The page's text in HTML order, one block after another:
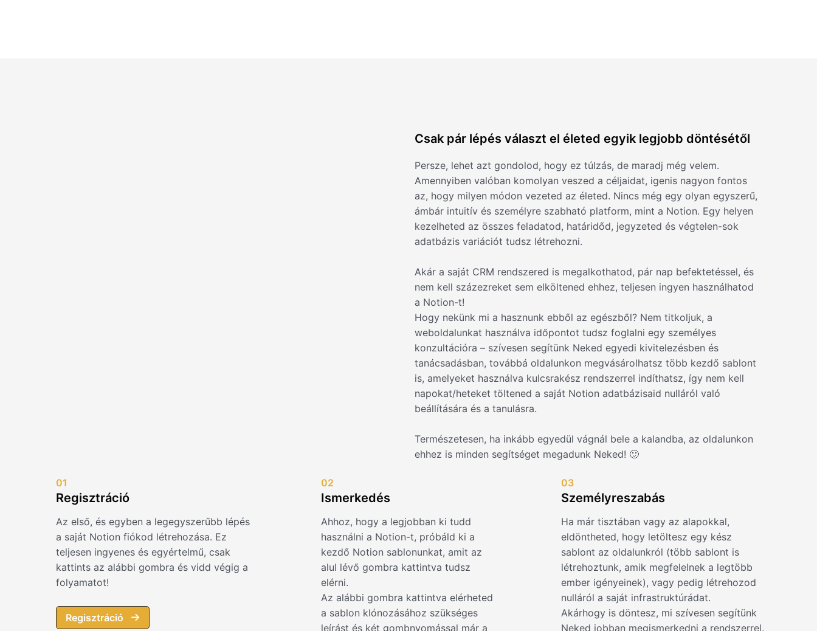
Csak pár lépés választ el életed egyik legjobb döntésétől
Persze, lehet azt gondolod, hogy ez túlzás, de maradj még velem.
Amennyiben valóban komolyan veszed a céljaidat, igenis nagyon fontos
az, hogy milyen módon vezeted az életed. Nincs még egy olyan egyszerű,
ámbár intuitív és személyre szabható platform, mint a Notion. Egy helyen
kezelheted az összes feladatod, határidőd, jegyzeted és végtelen-sok
adatbázis variációt tudsz létrehozni.
Akár a saját CRM rendszered is megalkothatod, pár nap befektetéssel, és
nem kell százezreket sem elköltened ehhez, teljesen ingyen használhatod
a Notion-t!
Hogy nekünk mi a hasznunk ebből az egészből? Nem titkoljuk, a
weboldalunkat használva időpontot tudsz foglalni egy személyes
konzultációra – szívesen segítünk Neked egyedi kivitelezésben és
tanácsadásban, továbbá oldalunkon megvásárolhatsz több kezdő sablont
is, amelyeket használva kulcsrakész rendszerrel indíthatsz, így nem kell
napokat/heteket töltened a saját Notion adatbázisaid nulláról való
beállítására és a tanulásra.
Természetesen, ha inkább egyedül vágnál bele a kalandba, az oldalunkon
ehhez is minden segítséget megadunk Neked! 🙂
01
Regisztráció
Az első, és egyben a legegyszerűbb lépés
a saját Notion fiókod létrehozása. Ez
teljesen ingyenes és egyértelmű, csak
kattints az alábbi gombra és vidd végig a
folyamatot!
Regisztráció
02
Ismerkedés
Ahhoz, hogy a legjobban ki tudd
használni a Notion-t, próbáld ki a
kezdő Notion sablonunkat, amit az
alul lévő gombra kattintva tudsz
elérni.
Az alábbi gombra kattintva elérheted
a sablon klónozásához szükséges
leírást és két gombnyomással már a
03
Személyreszabás
Ha már tisztában vagy az alapokkal,
eldöntheted, hogy letöltesz egy kész
sablont az oldalunkról (több sablont is
létrehoztunk, amik megfelelnek a legtöbb
ember igényeinek), vagy pedig létrehozod
nulláról a saját infrastruktúrádat.
Akárhogy is döntesz, mi szívesen segítünk
Neked jobban megismerkedni a rendszerrel.